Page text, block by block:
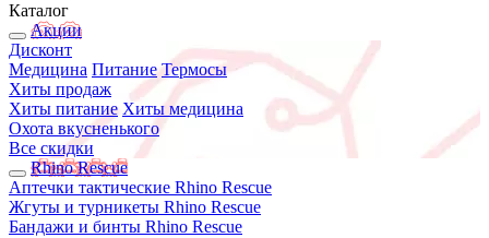
Каталог
Акции
Дисконт
Медицина Питание Термосы
Хиты продаж
Хиты питание Хиты медицина
Охота вкусненького
Все скидки
Rhino Rescue
Аптечки тактические Rhino Rescue
Жгуты и турникеты Rhino Rescue
Бандажи и бинты Rhino Rescue